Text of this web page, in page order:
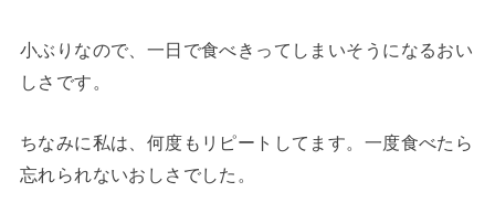
小ぶりなので、一日で食べきってしまいそうになるおい
しさです。
ちなみに私は、何度もリピートしてます。一度食べたら
忘れられないおしさでした。